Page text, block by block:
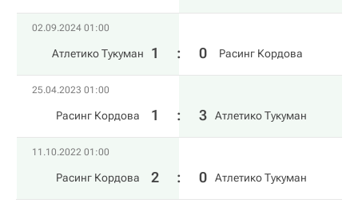
02.09.2024 01:00
Атлетико Тукуман 1 : 0 Расинг Кордова
25.04.2023 01:00
Расинг Кордова 1 : 3 Атлетико Тукуман
11.10.2022 01:00
Расинг Кордова 2 : 0 Атлетико Тукуман